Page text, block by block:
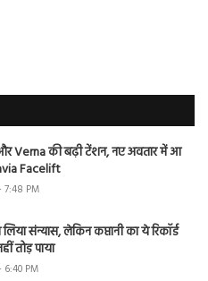
Verna की बढ़ी टेंशन, नए अवतार में आ
Facelift
7:48 PM
संन्यास, लेकिन कप्तानी का ये रिकॉर्ड
तोड़ पाया
6:40 PM